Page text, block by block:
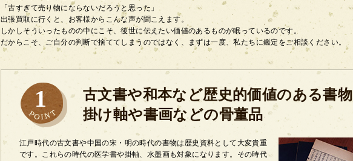
「古すぎて売り物にならないだろうと思った」
出張買取に行くと、お客様からこんな声が聞こえます。
しかしそういったものの中にこそ、後世に伝えたい価値のあるものが眠っているのです。
だからこそ、ご自分の判断で捨ててしまうのではなく、まずは一度、私たちに鑑定をご相談ください。
1
古文書や和本など歴史的価値のある書物
掛け軸や書画などの骨董品
江戸時代の古文書や中国の宋・明の時代の書物は歴史資料として大変貴重
です。これらの時代の医学書や掛軸、水墨画も対象になります。その時代